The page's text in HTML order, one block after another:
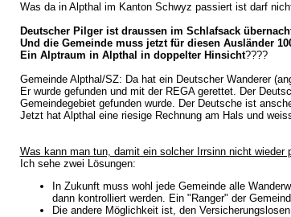
Was da in Alpthal im Kanton Schwyz passiert ist darf
Deutscher Pilger ist draussen im Schlafsack
Und die Gemeinde muss jetzt für diesen Ausländer
Ein Alptraum in Alpthal in doppelter Hinsicht????
Gemeinde Alpthal/SZ: Da hat ein Deutscher Wanderer
Er wurde gefunden und mit der REGA gerettet. Der
Gemeindegebiet gefunden wurde. Der Deutsche ist
Jetzt hat Alpthal eine riesige Rechnung am Hals und
Was kann man tun, damit ein solcher Irrsinn nicht wieder
Ich sehe zwei Lösungen:
In Zukunft muss wohl jede Gemeinde alle
dann kontrolliert werden. Ein "Ranger" der
Die andere Möglichkeit ist, den